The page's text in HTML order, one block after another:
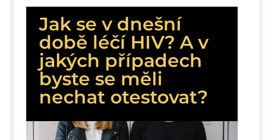
Jak se v dnešní
době léčí HIV? A v
jakých případech
byste se měli
nechat otestovat?